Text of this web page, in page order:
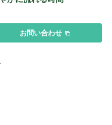
お問い合わせ